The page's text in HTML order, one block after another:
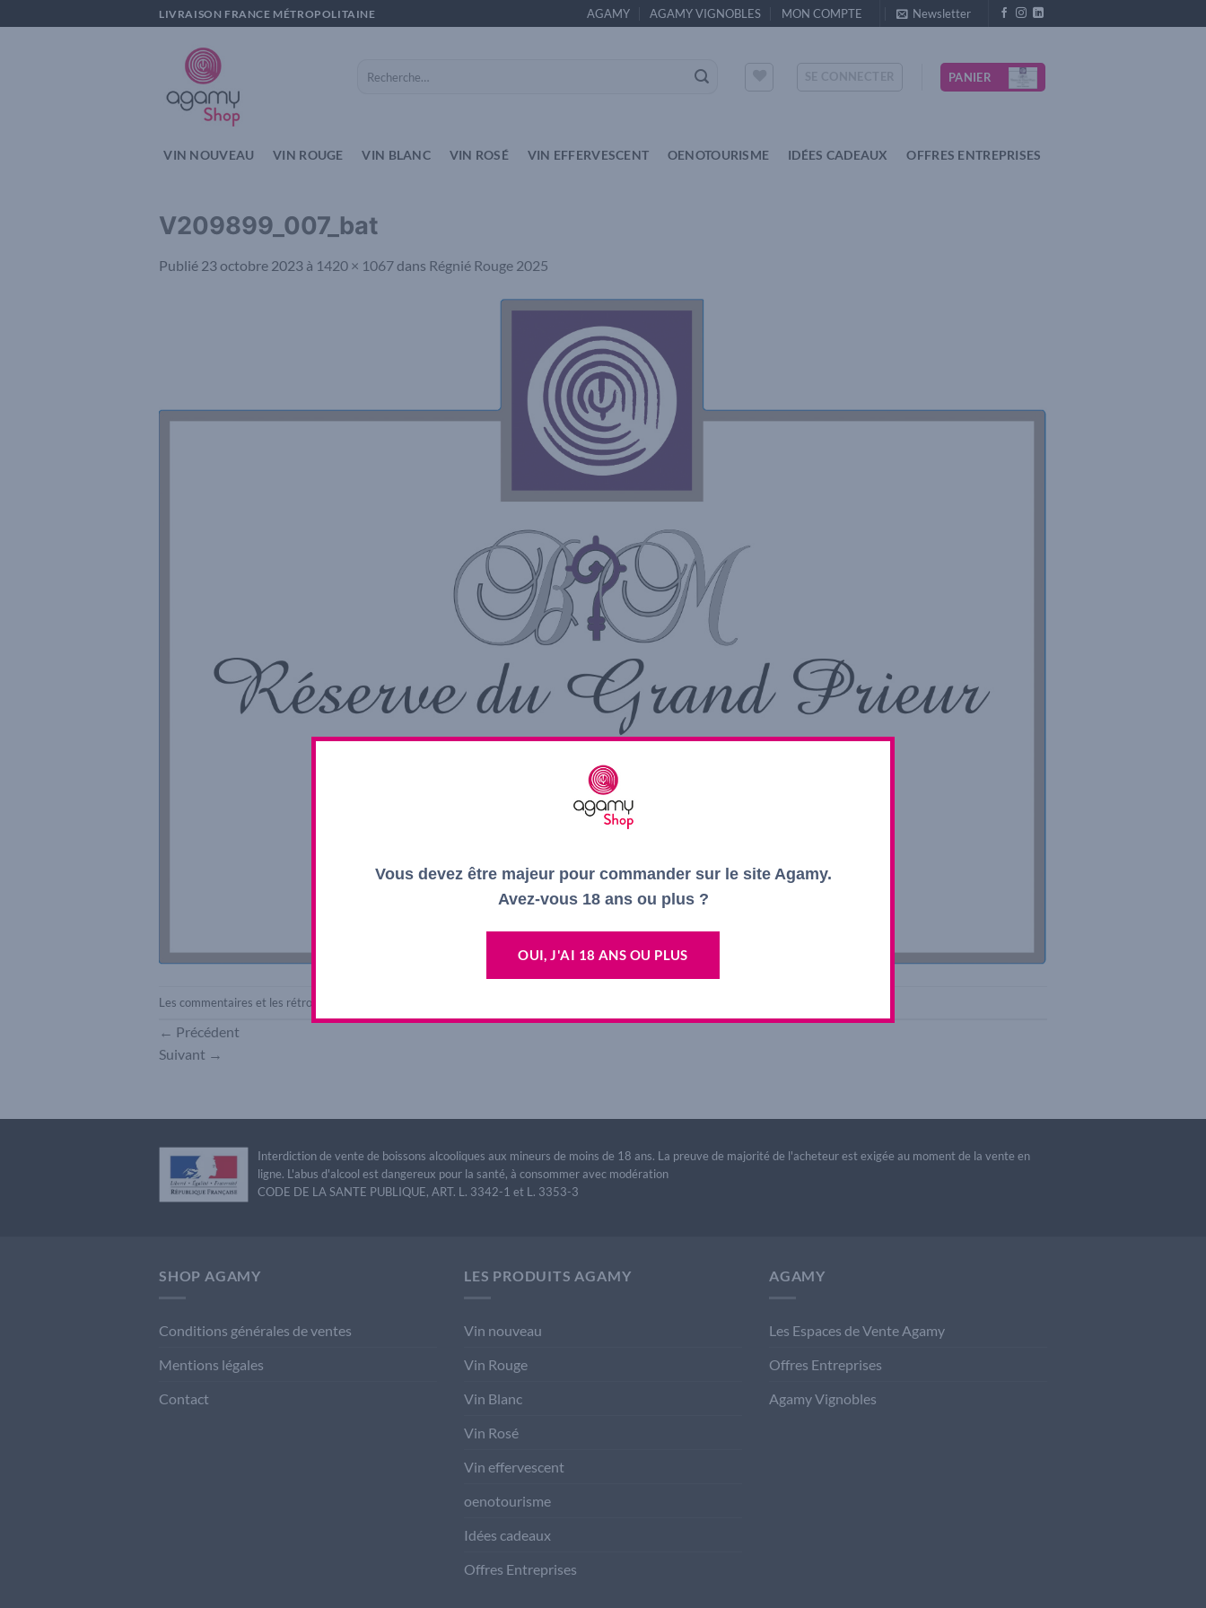
au
LIVRAISON FRANCE MÉTROPOLITAINE AGAMY AGAMY VIGNOBLES MON COMPTE Newsletter
pour :
PANIER
VIN NOUVEAU VIN ROUGE VIN BLANC VIN ROSÉ VIN EFFERVESCENT OENOTOURISME IDÉES CADEAUX OFFRES ENTREPRISES
V209899_007_bat
Publié 23 octobre 2023 à 1420 × 1067 dans Régnié Rouge 2025
Les commentaires et les rétroliens sont actuellement fermés.
← Précédent
Suivant →
Interdiction de vente de boissons alcooliques aux mineurs de moins de 18 ans. La preuve de majorité de l'acheteur est exigée au moment de la vente en
ligne. L'abus d'alcool est dangereux pour la santé, à consommer avec modération
CODE DE LA SANTE PUBLIQUE, ART. L. 3342-1 et L. 3353-3
SHOP AGAMY
Conditions générales de ventes
Mentions légales
Contact
LES PRODUITS AGAMY
Vin nouveau
Vin Rouge
Vin Blanc
Vin Rosé
Vin effervescent
oenotourisme
Idées cadeaux
Offres Entreprises
AGAMY
Les Espaces de Vente Agamy
Offres Entreprises
Agamy Vignobles
Vous devez être majeur pour commander sur le site Agamy.
Avez-vous 18 ans ou plus ?
OUI, J'AI 18 ANS OU PLUS